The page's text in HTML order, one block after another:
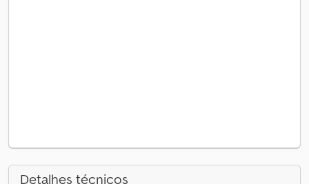
Detalhes técnicos